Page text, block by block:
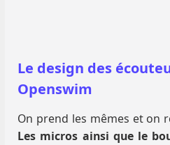
Le design des
Openswim
On prend les mêmes et on
Les micros ainsi que le